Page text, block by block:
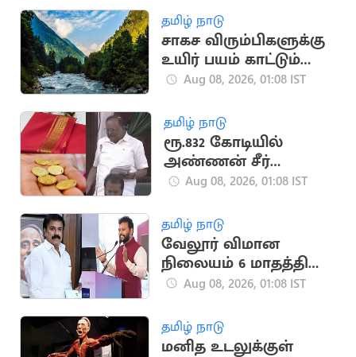
தமிழ் நாடு
சாகச விரும்பிகளுக்கு
உயிர் பயம் காட்டும்
உலகளாவிய
Aug 08, 2026, 01:08 IST
தமிழ் நாடு
ரூ.832 கோடியில்
அண்ணன் சீர்
திட்டத்தை
ரகுபதி பேச்சு
Aug 08, 2026, 01:08 IST
தமிழ் நாடு
வேலூர் விமான
நிலையம் 6 மாதத்தில்
திறப்பு: மத்திய
Aug 08, 2026, 01:08 IST
தமிழ் நாடு
மனித உடலுக்குள்